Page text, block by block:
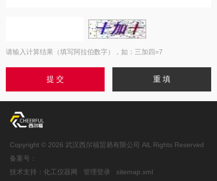
请输入计算结果（填写阿拉伯数字），如：三加四=7
Copyright © 2026 武汉西尔福贸易有限公司 AlL Rights Reserved
备案号：
技术支持： 化工仪器网 管理登录 sitemap.xml